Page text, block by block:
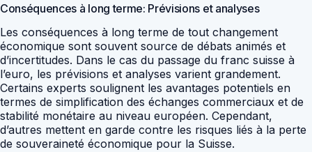
Conséquences à long terme: Prévisions et analyses
Les conséquences à long terme de tout changement
économique sont souvent source de débats animés et
d’incertitudes. Dans le cas du passage du franc suisse à
l’euro, les prévisions et analyses varient grandement.
Certains experts soulignent les avantages potentiels en
termes de simplification des échanges commerciaux et de
stabilité monétaire au niveau européen. Cependant,
d’autres mettent en garde contre les risques liés à la perte
de souveraineté économique pour la Suisse.